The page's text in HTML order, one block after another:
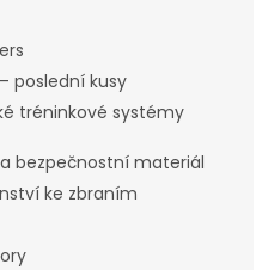
– poslední kusy
tréninkové systémy
bezpečnostní materiál
ke zbraním